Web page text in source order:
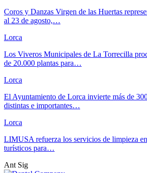
Coros y Danzas Virgen de las Huertas
al 23 de agosto,…
Lorca
Los Viveros Municipales de La Torrecilla
de 20.000 plantas para…
Lorca
El Ayuntamiento de Lorca invierte más de
distintas e importantes…
Lorca
LIMUSA refuerza los servicios de limpieza
turísticos para…
Ant Sig